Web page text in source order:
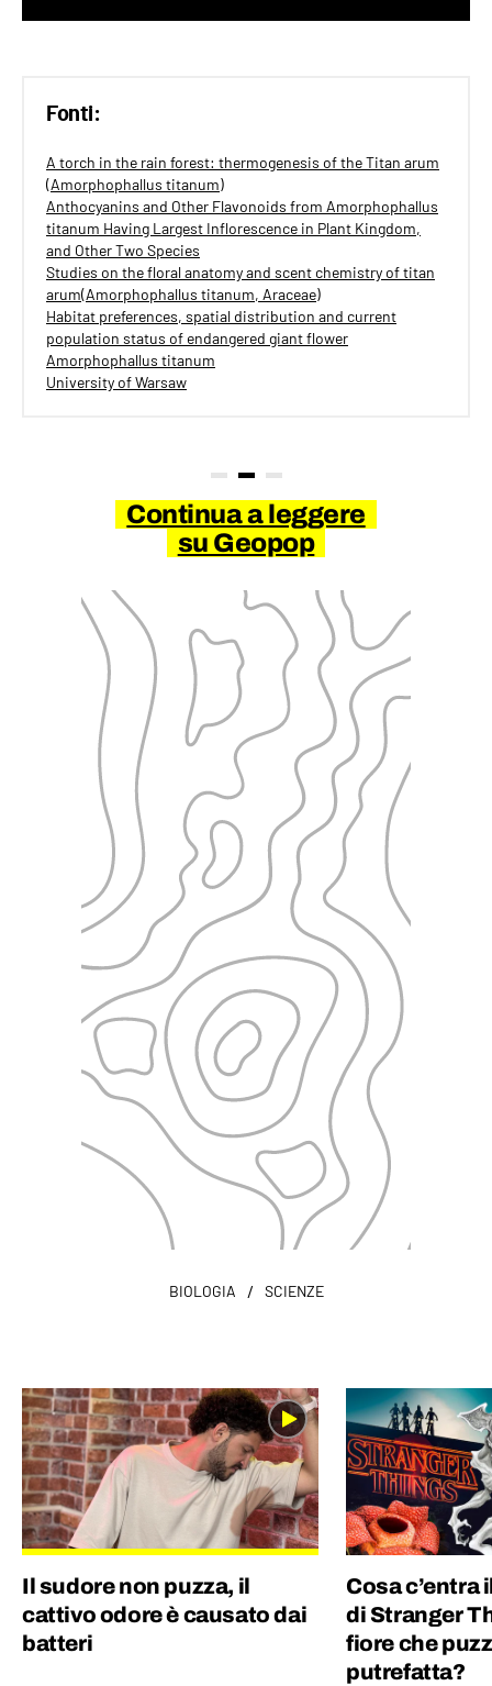
Fonti:
A torch in the rain forest: thermogenesis of the Titan arum
(Amorphophallus titanum)
Anthocyanins and Other Flavonoids from Amorphophallus
titanum Having Largest Inflorescence in Plant Kingdom,
and Other Two Species
Studies on the floral anatomy and scent chemistry of titan
arum(Amorphophallus titanum, Araceae)
Habitat preferences, spatial distribution and current
population status of endangered giant flower
Amorphophallus titanum
University of Warsaw
Continua a leggere
su Geopop
BIOLOGIA / SCIENZE
Il sudore non puzza, il
cattivo odore è causato dai
batteri
Cosa c’entra
di Stranger
fiore che
putrefatta?